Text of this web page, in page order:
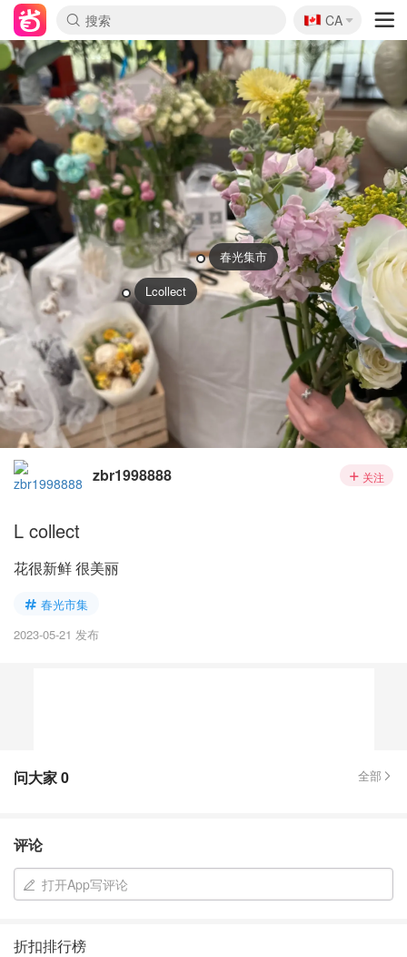
🇨🇦
CA
春光集市
Lcollect
zbr1998888 关注
L collect
花很新鲜 很美丽
春光市集
2023-05-21 发布
问大家0 全部
评论
打开App写评论
折扣排行榜